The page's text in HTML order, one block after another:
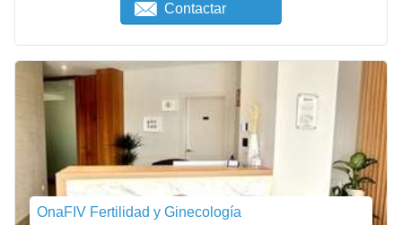
Contactar
OnaFIV Fertilidad y Ginecología